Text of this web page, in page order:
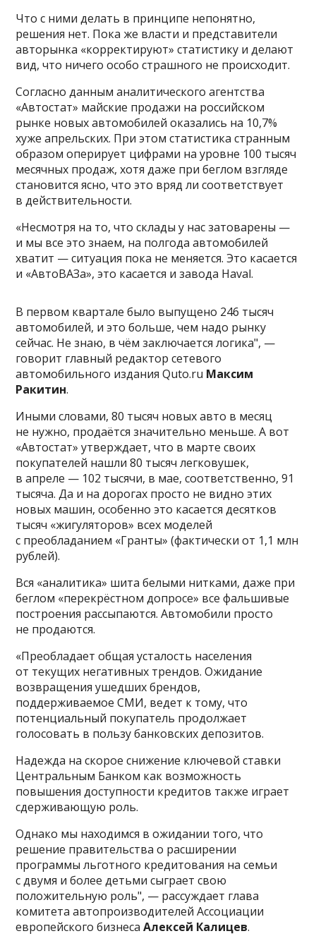
Что с ними делать в принципе непонятно,
решения нет. Пока же власти и представители
авторынка «корректируют» статистику и делают
вид, что ничего особо страшного не происходит.
Согласно данным аналитического агентства
«Автостат» майские продажи на российском
рынке новых автомобилей оказались на 10,7%
хуже апрельских. При этом статистика странным
образом оперирует цифрами на уровне 100 тысяч
месячных продаж, хотя даже при беглом взгляде
становится ясно, что это вряд ли соответствует
в действительности.
«Несмотря на то, что склады у нас затоварены —
и мы все это знаем, на полгода автомобилей
хватит — ситуация пока не меняется. Это касается
и «АвтоВАЗа», это касается и завода Haval.
В первом квартале было выпущено 246 тысяч
автомобилей, и это больше, чем надо рынку
сейчас. Не знаю, в чём заключается логика", —
говорит главный редактор сетевого
автомобильного издания Quto.ru Максим
Ракитин.
Иными словами, 80 тысяч новых авто в месяц
не нужно, продаётся значительно меньше. А вот
«Автостат» утверждает, что в марте своих
покупателей нашли 80 тысяч легковушек,
в апреле — 102 тысячи, в мае, соответственно, 91
тысяча. Да и на дорогах просто не видно этих
новых машин, особенно это касается десятков
тысяч «жигуляторов» всех моделей
с преобладанием «Гранты» (фактически от 1,1 млн
рублей).
Вся «аналитика» шита белыми нитками, даже при
беглом «перекрёстном допросе» все фальшивые
построения рассыпаются. Автомобили просто
не продаются.
«Преобладает общая усталость населения
от текущих негативных трендов. Ожидание
возвращения ушедших брендов,
поддерживаемое СМИ, ведет к тому, что
потенциальный покупатель продолжает
голосовать в пользу банковских депозитов.
Надежда на скорое снижение ключевой ставки
Центральным Банком как возможность
повышения доступности кредитов также играет
сдерживающую роль.
Однако мы находимся в ожидании того, что
решение правительства о расширении
программы льготного кредитования на семьи
с двумя и более детьми сыграет свою
положительную роль", — рассуждает глава
комитета автопроизводителей Ассоциации
европейского бизнесаАлексей Калицев.